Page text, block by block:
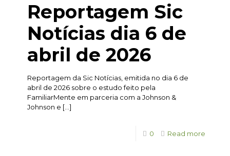
Reportagem Sic
Notícias dia 6 de
abril de 2026
Reportagem da Sic Notícias, emitida no dia 6 de
abril de 2026 sobre o estudo feito pela
FamiliarMente em parceria com a Johnson &
Johnson e […]
0 Read more